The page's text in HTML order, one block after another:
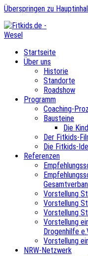
Überspringen zu
Startseite
Über uns
Historie
Standorte
Roadshow
Programm
Coaching-
Bausteine
Die
Der Fitkids-
Die Fitkids-
Referenzen
Vorstellung
Vorstellung
Vorstellung
Vorstellung
Drogenhilfe
Vorstellung
NRW-Netzwerk